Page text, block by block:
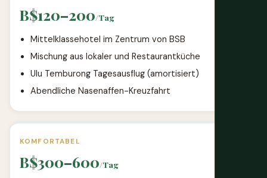
B$120–200/Tag
Mittelklassehotel im Zentrum von BSB
Mischung aus lokaler und Restaurantküche
Ulu Temburong Tagesausflug (amortisiert)
Abendliche Nasenaffen-Kreuzfahrt
KOMFORTABEL
B$300–600/Tag